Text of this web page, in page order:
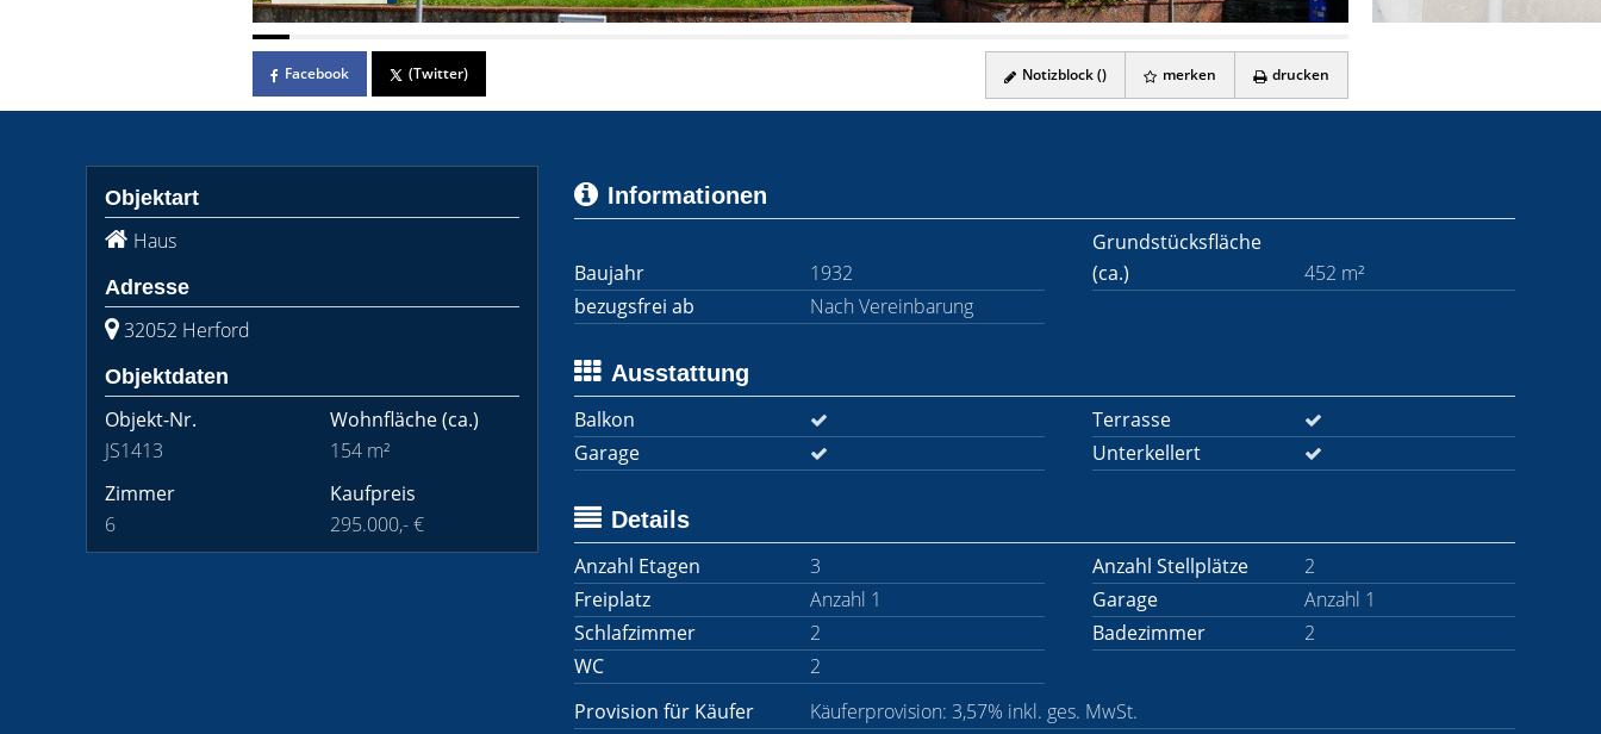
Facebook (Twitter) Notizblock () merken drucken
Objektart
Haus
Adresse
32052 Herford
Objektdaten
Objekt-Nr.
JS1413
Wohnfläche(ca.)
154 m²
Zimmer
6
Kaufpreis
295.000,- €
Informationen
Baujahr 1932
Grundstücksfläche
(ca.)
452 m²
bezugsfrei ab
Nach Vereinbarung
Ausstattung
Balkon
Terrasse
Garage
Unterkellert
Details
Anzahl Etagen
3 Anzahl Stellplätze
2
Freiplatz
Anzahl 1 Garage
Anzahl 1
Schlafzimmer
2 Badezimmer
2
WC
2
Provision für Käufer
Käuferprovision: 3,57% inkl. ges. MwSt.